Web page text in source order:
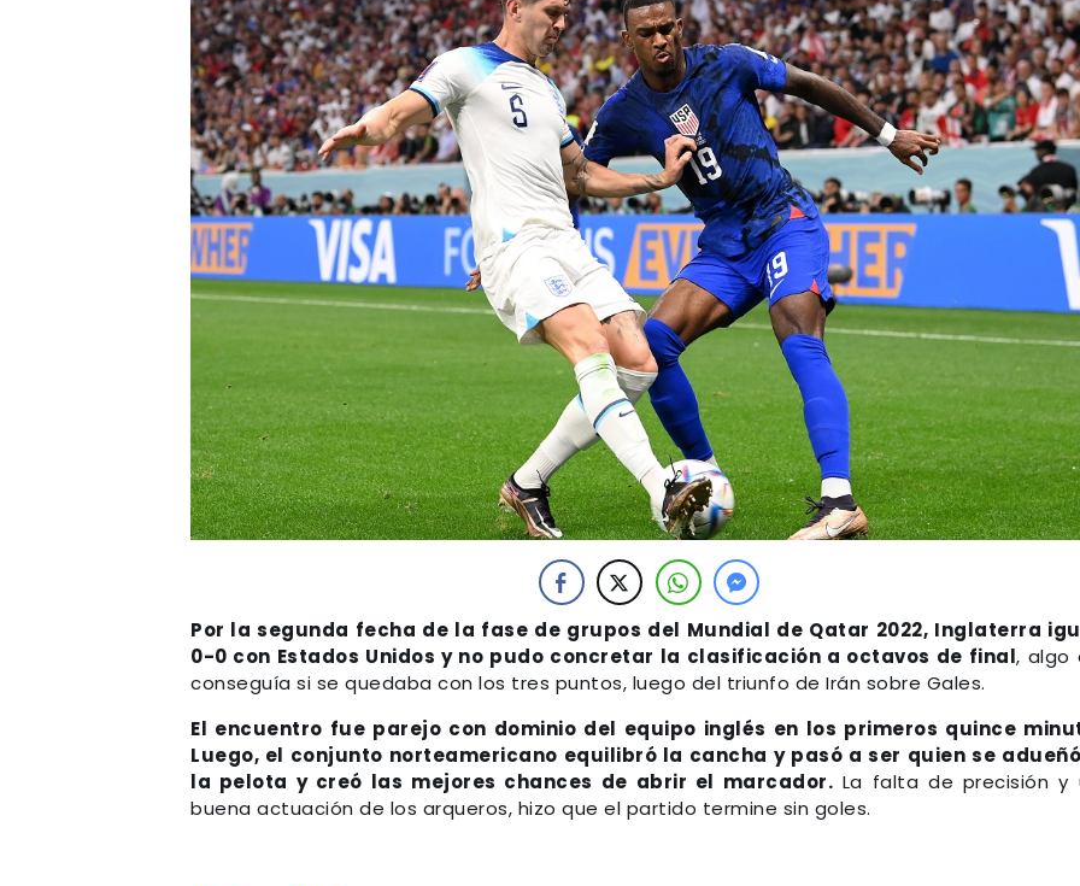
Por la segunda fecha de la fase de grupos del Mundial de Qatar 2022, Inglaterra
0-0 con Estados Unidos y no pudo concretar la clasificación a octavos de final, algo
conseguía si se quedaba con los tres puntos, luego del triunfo de Irán sobre Gales.
El encuentro fue parejo con dominio del equipo inglés en los primeros quince
Luego, el conjunto norteamericano equilibró la cancha y pasó a ser quien se
la pelota y creó las mejores chances de abrir el marcador. La falta de precisión y
buena actuación de los arqueros, hizo que el partido termine sin goles.